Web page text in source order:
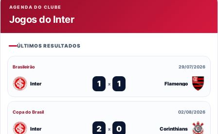
AGENDA DO CLUBE
Jogos do Inter
ÚLTIMOS RESULTADOS
Brasileirão 29/07/2026
Inter 1 x 1 Flamengo
Copa do Brasil 02/08/2026
Inter 2 x 0 Corinthians